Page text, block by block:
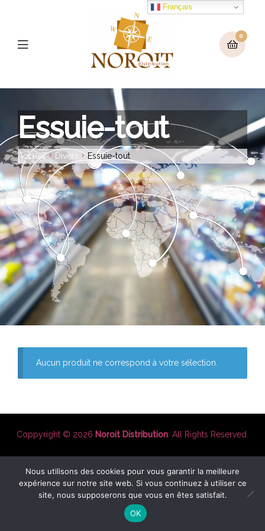
0
Menu
Essuie-tout
Accueil Divers Essuie-tout
Aucun produit ne correspond à votre sélection.
Coppyright © 2026 Noroit Distribution . All Rights Reserved.
My Account
Français
Nous utilisons des cookies pour vous garantir la meilleure
expérience sur notre site web. Si vous continuez à utiliser ce
site, nous supposerons que vous en êtes satisfait.
OK